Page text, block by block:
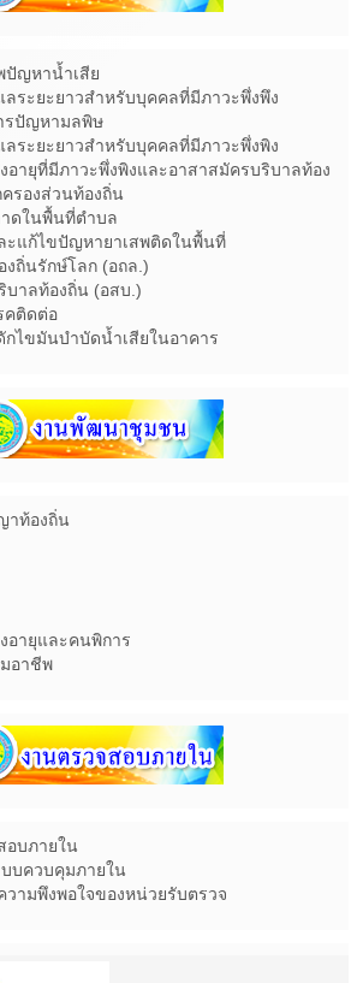
ปัญหาน้ำเสีย
ลระยะยาวสำหรับบุคคลที่มีภาวะพึ่งพึง
รปัญหามลพิษ
ลระยะยาวสำหรับบุคคลที่มีภาวะพึ่งพิง
อายุที่มีภาวะพึ่งพิงและอาสาสมัครบริบาลท้อง
รองส่วนท้องถิ่น
ดในพื้นที่ตำบล
ะแก้ไขปัญหายาเสพติดในพื้นที่
งถิ่นรักษ์โลก (อถล.)
บาลท้องถิ่น (อสบ.)
คติดต่อ
กไขมันบำบัดน้ำเสียในอาคาร
ท้องถิ่น
อายุและคนพิการ
อาชีพ
อบภายใน
บบควบคุมภายใน
วามพึงพอใจของหน่วยรับตรวจ